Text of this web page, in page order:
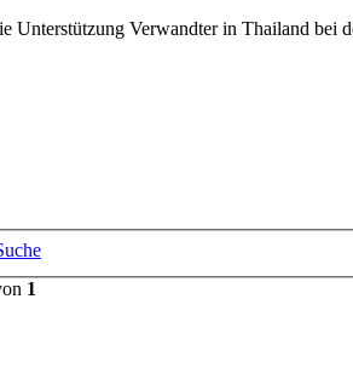
Unterstützung Verwandter in Thailand bei
1